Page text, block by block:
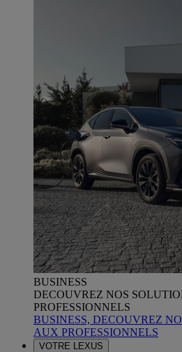
BUSINESS
DECOUVREZ NOS
PROFESSIONNELS
BUSINESS, DECOUVREZ
AUX PROFESSIONNELS
VOTRE LEXUS